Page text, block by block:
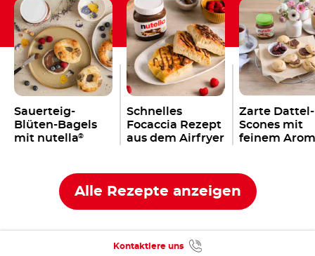
Sauerteig-
Blüten-Bagels
mit nutella®
Schnelles
Focaccia Rezept
aus dem Airfryer
Zarte Dattel-
Scones mit
feinem
Alle Rezepte anzeigen
Kontaktiere uns